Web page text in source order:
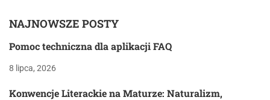
NAJNOWSZE POSTY
Pomoc techniczna dla aplikacji FAQ
8 lipca, 2026
Konwencje Literackie na Maturze: Naturalizm,